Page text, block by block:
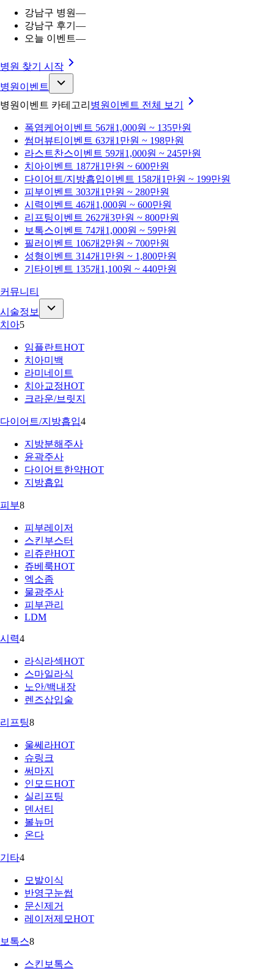
강남구 병원—
강남구 후기 —
오늘 이벤트—
병원 찾기 시작
병원이벤트
병원이벤트 카테고리 병원이벤트 전체 보기
폭염케어 이벤트 56개 1,000원 ~ 135만원
썸머뷰티 이벤트 63개 1만원 ~ 198만원
라스트찬스이벤트 59개 1,000원 ~ 245만원
치아이벤트 187개 1만원 ~ 600만원
다이어트/지방흡입이벤트 158개 1만원 ~ 199만원
피부이벤트 303개 1만원 ~ 280만원
시력이벤트 46개 1,000원 ~ 600만원
리프팅이벤트 262개3만원 ~ 800만원
보톡스이벤트 74개 1,000원 ~ 59만원
필러 이벤트 106개 2만원 ~ 700만원
성형이벤트 314개 1만원 ~ 1,800만원
기타이벤트 135개 1,100원 ~ 440만원
커뮤니티
시술정보
치아5
임플란트HOT
치아미백
라미네이트
치아교정HOT
크라운/브릿지
다이어트/지방흡입4
지방분해주사
윤곽주사
다이어트한약HOT
지방흡입
피부8
피부레이저
스킨부스터
리쥬란HOT
쥬베룩HOT
엑소좀
물광주사
피부관리
LDM
시력4
라식라섹HOT
스마일라식
노안/백내장
렌즈삽입술
리프팅8
울쎄라HOT
슈링크
써마지
인모드HOT
실리프팅
덴서티
볼뉴머
온다
기타4
모발이식
반영구눈썹
문신제거
레이저제모HOT
보톡스8
스킨보톡스